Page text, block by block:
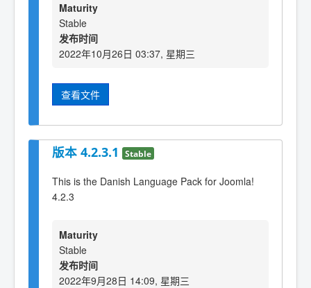
Maturity
Stable
发布时间
2022年10月26日 03:37, 星期三
查看文件
版本 4.2.3.1 Stable
This is the Danish Language Pack for Joomla!
4.2.3
Maturity
Stable
发布时间
2022年9月28日 14:09, 星期三